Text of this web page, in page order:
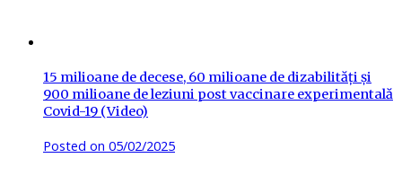
15 milioane de decese, 60 milioane de dizabilități și
900 milioane de leziuni post vaccinare experimentală
Covid-19 (Video)
Posted on 05/02/2025